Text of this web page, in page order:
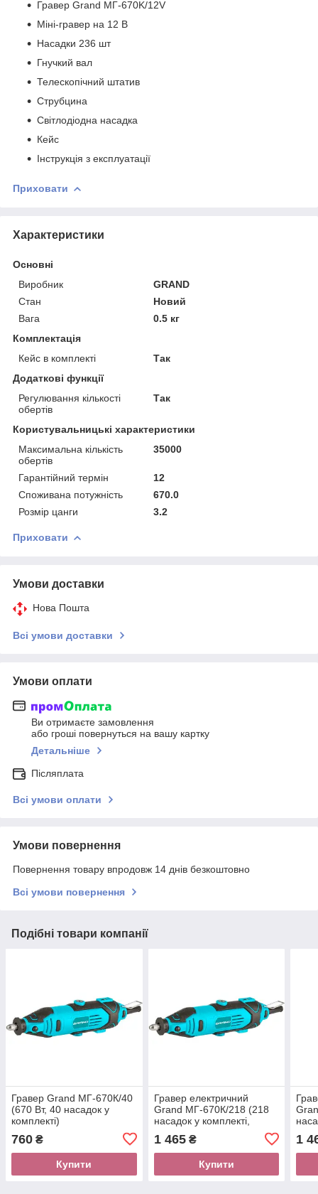
Гравер Grand MГ-670K/12V
Міні-гравер на 12 В
Насадки 236 шт
Гнучкий вал
Телескопічний штатив
Струбцина
Світлодіодна насадка
Кейс
Інструкція з експлуатації
Приховати
Характеристики
Основні
Виробник
GRAND
Стан
Новий
Вага
0.5 кг
Комплектація
Кейс в комплекті
Так
Додаткові функції
Регулювання кількості
обертів
Так
Користувальницькі характеристики
Максимальна кількість
обертів
35000
Гарантійний термін
12
Споживана потужність
670.0
Розмір цанги
3.2
Приховати
Умови доставки
Нова Пошта
Всі умови доставки
Умови оплати
Ви отримаєте замовлення
або гроші повернуться на вашу картку
Детальніше
Післяплата
Всі умови оплати
Умови повернення
Повернення товару впродовж 14 днів безкоштовно
Всі умови повернення
Подібні товари компанії
Гравер Grand МГ-670К/40
(670 Вт, 40 насадок у
комплекті)
760 ₴
Купити
Гравер електричний
Grand МГ-670К/218 (218
насадок у комплекті,
1 465₴
Купити
1